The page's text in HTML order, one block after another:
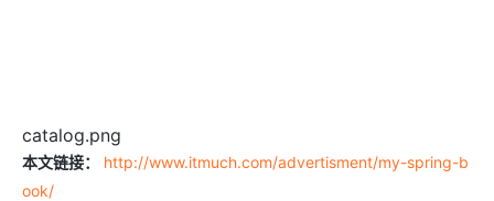
catalog.png
本文链接：
http://www.itmuch.com/advertisment/my-spring-b
ook/